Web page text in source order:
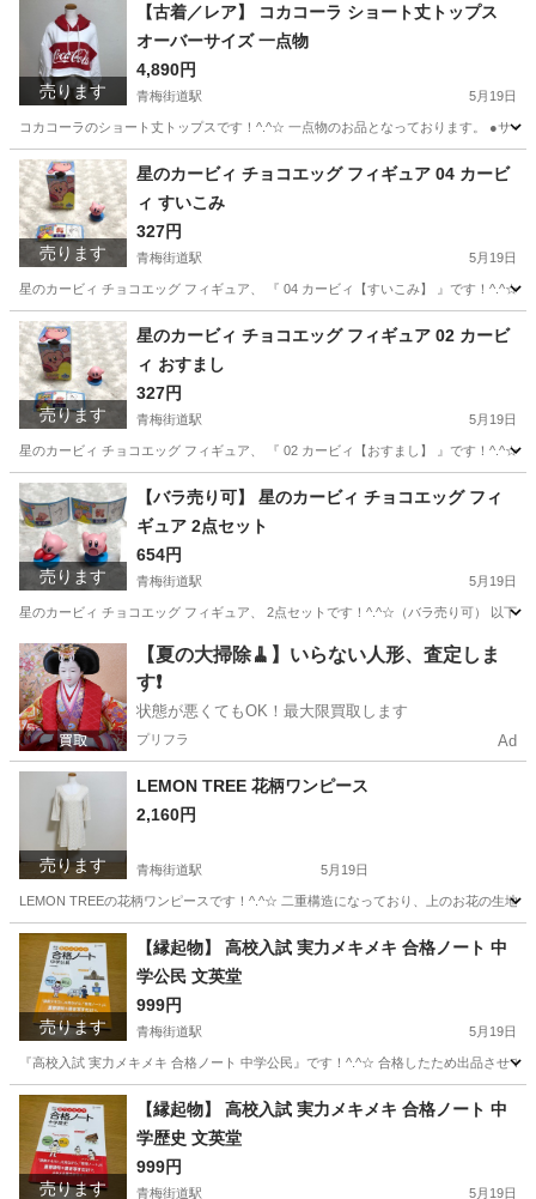
売ります
【古着／レア】 コカコーラ ショート丈トップス
オーバーサイズ 一点物
4,890円
青梅街道駅 5月19日
コカコーラのショート丈トップスです！^.^☆ 一点物のお品となっております。 ●サ
東京 小平市 青梅街道駅 トレーナー コカコーラ
売ります
星のカービィ チョコエッグ フィギュア 04 カービ
ィ すいこみ
327円
青梅街道駅 5月19日
星のカービィ チョコエッグ フィギュア、 『 04 カービィ【すいこみ】 』です！^.^☆
東京 小平市 青梅街道駅 フィギュア 星のカービィ
売ります
星のカービィ チョコエッグ フィギュア 02 カービ
ィ おすまし
327円
青梅街道駅 5月19日
星のカービィ チョコエッグ フィギュア、 『 02 カービィ【おすまし】 』です！^.^☆
東京 小平市 青梅街道駅 フィギュア 星のカービィ
売ります
【バラ売り可】 星のカービィ チョコエッグ フィ
ギュア 2点セット
654円
青梅街道駅 5月19日
星のカービィ チョコエッグ フィギュア、 2点セットです！^.^☆（バラ売り可） 以下
東京 小平市 青梅街道駅 フィギュア 星のカービィ
【夏の大掃除🧹】いらない人形、査定しま
す❗️
状態が悪くてもOK！最大限買取します
プリフラ Ad
売ります
LEMON TREE 花柄ワンピース
2,160円
青梅街道駅 5月19日
LEMON TREEの花柄ワンピースです！^.^☆ 二重構造になっており、上のお花の生地
東京 小平市 青梅街道駅 ワンピース LEMON
売ります
【縁起物】 高校入試 実力メキメキ 合格ノート 中
学公民 文英堂
999円
青梅街道駅 5月19日
『高校入試 実力メキメキ 合格ノート 中学公民』です！^.^☆ 合格したため出品させ
東京 小平市 青梅街道駅 参考書 文英堂
売ります
【縁起物】 高校入試 実力メキメキ 合格ノート 中
学歴史 文英堂
999円
青梅街道駅 5月19日